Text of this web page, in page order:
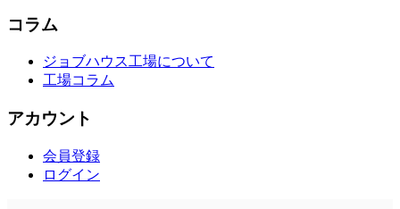
コラム
ジョブハウス工場について
工場コラム
アカウント
会員登録
ログイン